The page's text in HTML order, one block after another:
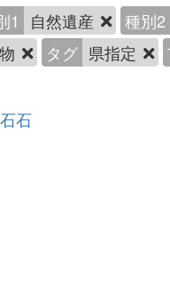
1 自然遺産
種別2
タグ 県指定
石